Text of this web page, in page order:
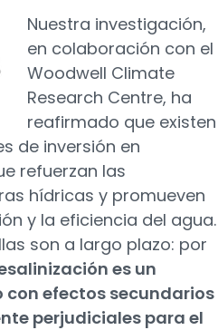
Nuestra investigación,
en colaboración con el
Woodwell Climate
Research Centre, ha
reafirmado que existen
de inversión en
refuerzan las
hídricas y promueven
y la eficiencia del agua.
son a largo plazo: por
es un
con efectos secundarios
perjudiciales para el